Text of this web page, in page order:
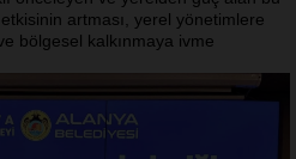
artması, yerel yönetimlere
bölgesel kalkınmaya ivme